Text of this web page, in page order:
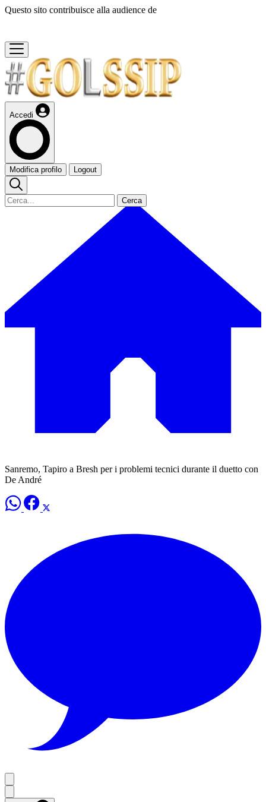
Questo sito contribuisce alla audience de
Accedi
Modifica profilo Logout
Cerca
Sanremo, Tapiro a Bresh per i problemi tecnici durante il duetto con
De André